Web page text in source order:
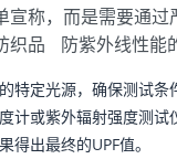
宣称，而是需要通
品 防紫外线性能
特定光源，确保测试条
计或紫外辐射强度测试
得出最终的UPF值。